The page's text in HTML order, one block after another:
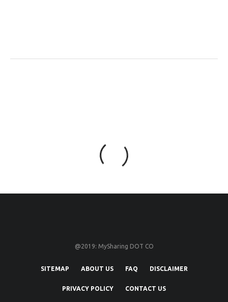
@2019: MySharing DOT CO
SITEMAP ABOUT US FAQ DISCLAIMER
PRIVACY POLICY CONTACT US